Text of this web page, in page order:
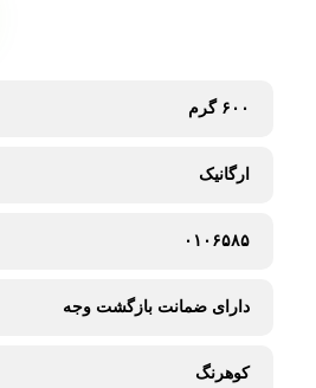
۶۰۰ گرم
ارگانیک
۰۱۰۶۵۸۵
دارای ضمانت بازگشت وجه
کوهرنگ